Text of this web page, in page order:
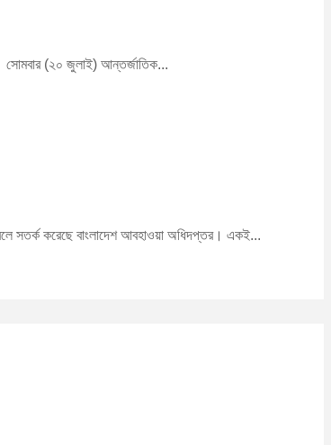
সোমবার (২০ জুলাই) আন্তর্জাতিক...
সতর্ক করেছে বাংলাদেশ আবহাওয়া অধিদপ্তর। একই...